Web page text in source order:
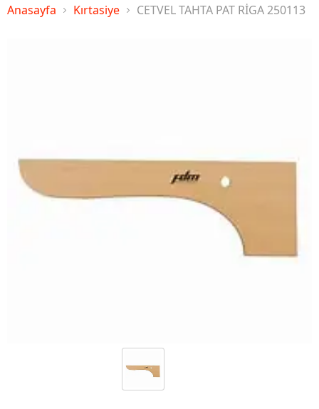
Anasayfa Kırtasiye CETVEL TAHTA PAT RİGA 250113